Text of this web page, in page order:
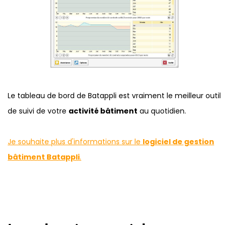
Le tableau de bord de Batappli est vraiment le meilleur outil
de suivi de votre activité bâtiment au quotidien.
Je souhaite plus d'informations sur le logiciel de gestion
bâtiment Batappli.